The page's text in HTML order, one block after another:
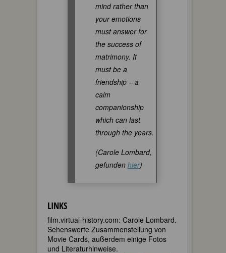
mind rather than
your emotions
must answer for
the success of
matrimony. It
must be a
friendship – a
calm
companionship
which can last
through the years.
(Carole Lombard,
gefunden hier)
LINKS
film.virtual-history.com: Carole Lombard.
Sehenswerte Zusammenstellung von
Movie Cards, außerdem einige Fotos
und Literaturhinweise.